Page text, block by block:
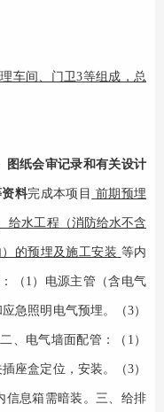
车间、门卫3等组成，总
图纸会审记录和有关设计
料完成本项目 前期预埋
给水工程（消防给水不含
的预埋及施工安装 等内
（ 1 ）电源主管（含电气
急照明电气预埋。（3）
二、电气墙面配管：（ 1 ）
座盒定位，安装。（3）
信息箱需暗装。三、给排